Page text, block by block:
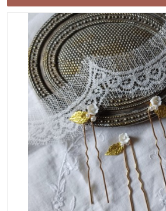
porcelaine froide- chignon de mariée
accessoires.